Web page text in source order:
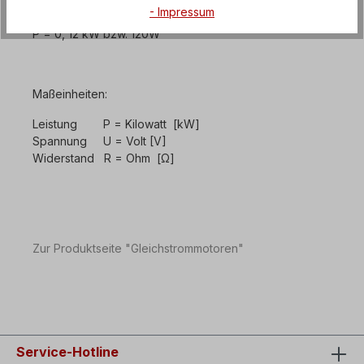
P = 0, 12 kW bzw. 120W
Maßeinheiten:
Leistung P = Kilowatt [kW]
Spannung U = Volt [V]
Widerstand R = Ohm [Ω]
Zur Produktseite "Gleichstrommotoren"
Service-Hotline
- Impressum